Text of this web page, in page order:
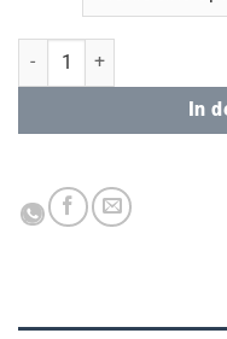
Textmarker (SCHNEIDER)
In